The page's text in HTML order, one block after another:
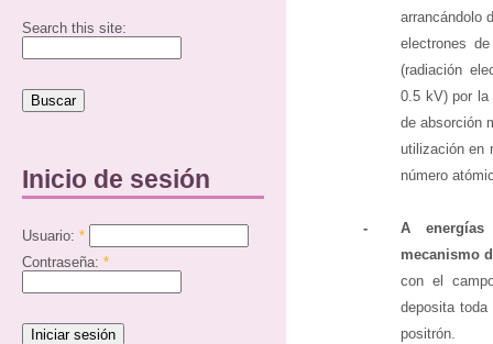
Search this site:
Inicio de sesión
Usuario: *
Contraseña: *
arrancándolo
electrones
(radiación
0.5 kV) por la
de absorción
utilización en
número
-
A
mecanismo
con el
deposita
positrón.